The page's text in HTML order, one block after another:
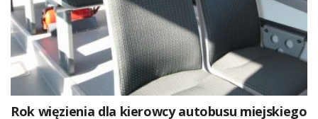
Rok więzienia dla kierowcy autobusu miejskiego